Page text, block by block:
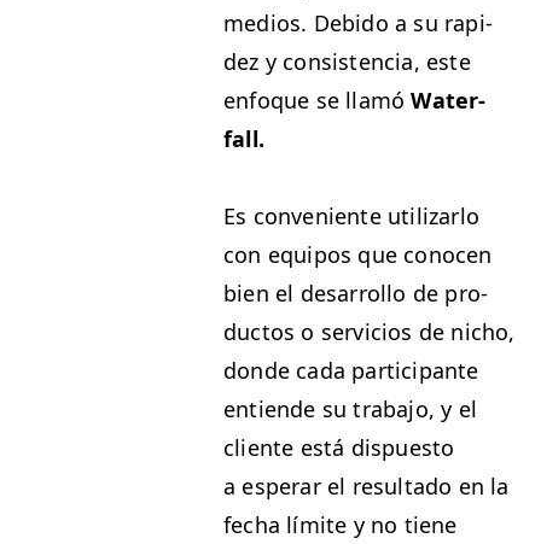
me­dios. Debido a su rapi­
dez y con­sis­ten­cia, este
enfoque se llamóWater­
fall.
Es con­ve­niente uti­lizar­lo
con equipos que cono­cen
bien el desar­rol­lo de pro­
duc­tos o ser­vi­cios de nicho,
donde cada par­tic­i­pante
entiende su tra­ba­jo, y el
cliente está dis­puesto
a esper­ar el resul­ta­do en la
fecha límite y no tiene